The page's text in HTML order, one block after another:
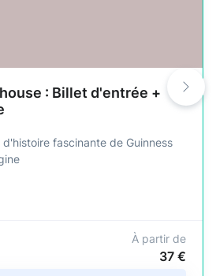
: Billet d'entrée +
fascinante de Guinness
À partir de
37 €